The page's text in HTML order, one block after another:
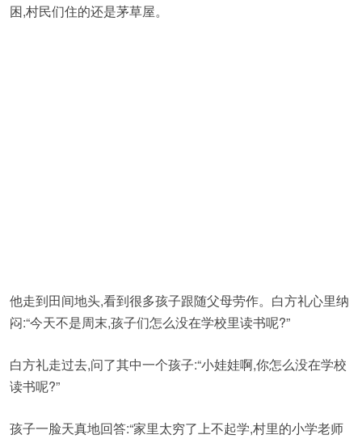
困,村民们住的还是茅草屋。
他走到田间地头,看到很多孩子跟随父母劳作。白方礼心里纳
闷:“今天不是周末,孩子们怎么没在学校里读书呢?”
白方礼走过去,问了其中一个孩子:“小娃娃啊,你怎么没在学校
读书呢?”
孩子一脸天真地回答:“家里太穷了上不起学,村里的小学老师